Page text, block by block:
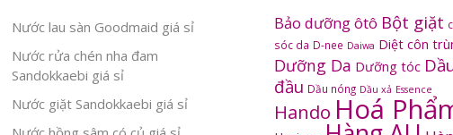
Nước lau sàn Goodmaid giá sỉ
Nước rửa chén nha đam
Sandokkaebi giá sỉ
Nước giặt Sandokkaebi giá sỉ
Bảo dưỡng ôtô Bột giặt
sóc da D-nee Daiwa Diệt côn
Dưỡng Da Dưỡng tóc
đầu Dầu nóng Dầu xả Essence
Hando Hoá